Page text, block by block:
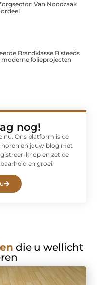
Van Noodzaak
Brandklasse B steeds
moderne folieprojecten
nog!
nu. Ons platform is de
en jouw blog met
knop en zet de
en groei.
die u wellicht